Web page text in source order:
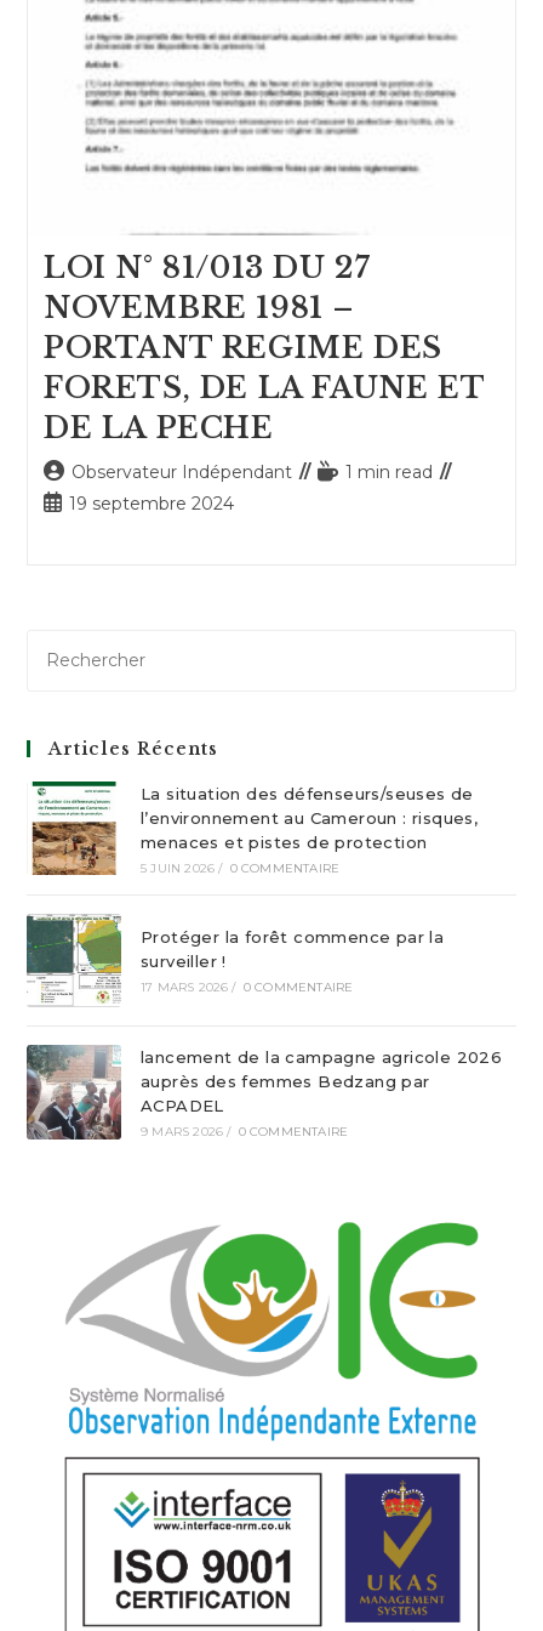
LOI N° 81/013 DU 27
NOVEMBRE 1981 –
PORTANT REGIME DES
FORETS, DE LA FAUNE ET
DE LA PECHE
Auteur/autrice
de
Observateur Indépendant
Temps1 min read
Publication
19 septembre 2024
Articles Récents
La situation des défenseurs/seuses de
l’environnement au Cameroun : risques,
menaces et pistes de protection
5 JUIN 2026 / 0 COMMENTAIRE
Protéger la forêt commence par la
surveiller !
17 MARS 2026 / 0 COMMENTAIRE
lancement de la campagne agricole 2026
auprès des femmes Bedzang par
ACPADEL
9 MARS 2026 / 0 COMMENTAIRE